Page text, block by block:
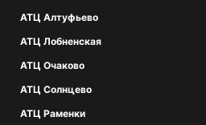
АТЦ Алтуфьево
АТЦ Лобненская
АТЦ Очаково
АТЦ Солнцево
АТЦ Раменки